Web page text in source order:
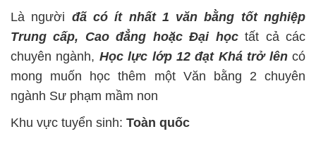
Là người đã có ít nhất 1 văn bằng tốt nghiệp
Trung cấp, Cao đẳng hoặc Đại họctất cả các
chuyên ngành, Học lực lớp 12 đạt Khá trở lêncó
mong muốn học thêm một Văn bằng 2 chuyên
ngành Sư phạm mầm non
Khu vực tuyển sinh: Toàn quốc